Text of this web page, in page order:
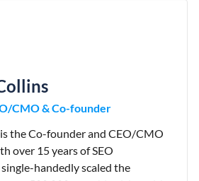
CMO & Co-founder
the Co-founder and CEO/CMO
over 15 years of SEO
handedly scaled the